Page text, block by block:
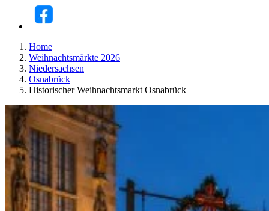
Home
Weihnachtsmärkte 2026
Niedersachsen
Osnabrück
Historischer Weihnachtsmarkt Osnabrück